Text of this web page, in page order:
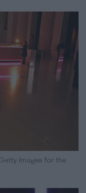
Images for the